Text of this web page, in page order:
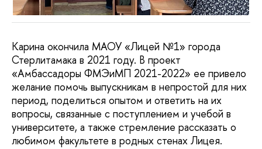
Карина окончила МАОУ «Лицей №1» города
Стерлитамака в 2021 году. В проект
«Амбассадоры ФМЭиМП 2021-2022» ее привело
желание помочь выпускникам в непростой для них
период, поделиться опытом и ответить на их
вопросы, связанные с поступлением и учебой в
университете, а также стремление рассказать о
любимом факультете в родных стенах Лицея.